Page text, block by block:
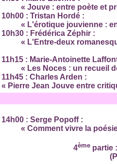
« Jouve : entre poète et
10h00 : Tristan Hordé :
« L'érotique jouvienne :
10h30 : Frédérica Zéphir :
« L'Entre-deux
11h15 : Marie-Antoinette
« Les Noces : un recueil
11h45 : Charles Arden :
« Pierre Jean Jouve entre
14h00 : Serge Popoff :
« Comment vivre la
4ème partie